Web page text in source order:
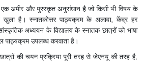
एक अमीर और पुरस्कृत अनुसंधान है जो किसी भी विषय के
खुला है। स्नातकोत्तर पाठ्यक्रम के अलावा, केंद्र हर
अध्ययन के विद्यालय के स्नातक छात्रों को भाषा
पाठ्यक्रम उपलब्ध करवाता है।
की चयन प्रक्रिया पूरी तरह से जेएनयू की तरह है,